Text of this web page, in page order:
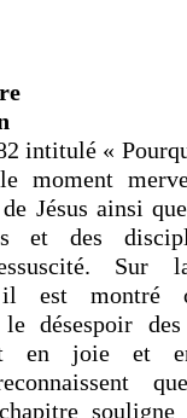
intitulé «
moment
Jésus ainsi
et des
Sur
il est montré
désespoir
en joie et
souligne